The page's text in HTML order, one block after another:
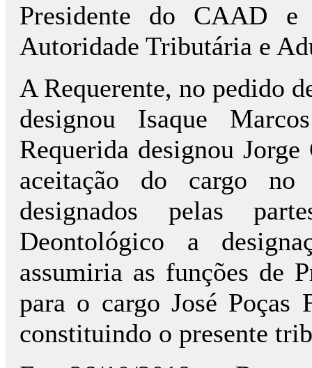
Presidente do CAAD e
Autoridade Tributária e
A Requerente, no pedido
designou Isaque
Requerida designou
aceitação do cargo
designados pelas
Deontológico a
assumiria as funções de
para o cargo José Poças
constituindo o presente